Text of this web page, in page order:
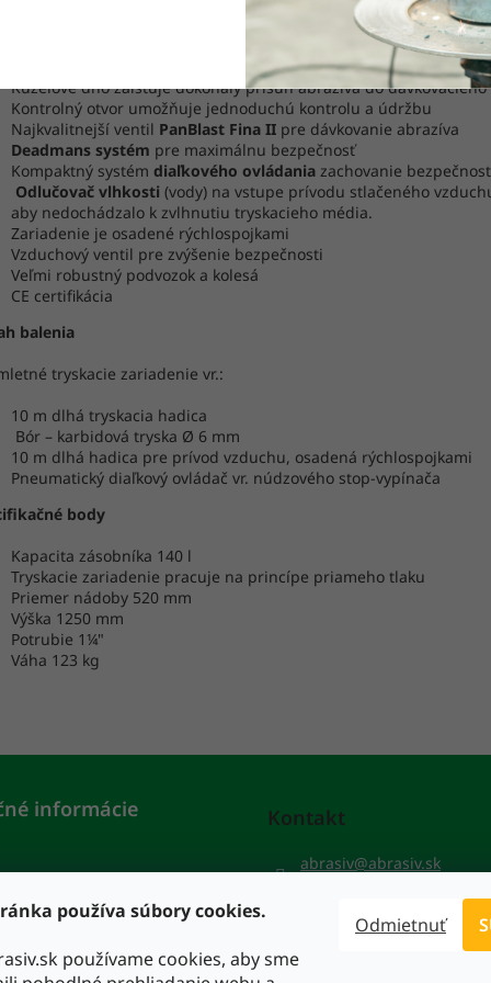
používa súbory cookies.
používame cookies, aby sme
Odmietnuť
čím dosiahneme výrazné zníženie prašnosti.
Konkávne veko pre ľahké plnenie, ktoré je utesnené
Kužeľové dno zaisťuje dokonalý prísun abrazíva do
Kontrolný otvor umožňuje jednoduchú kontrolu a údržbu
Najkvalitnejší ventil PanBlast Fina II pre dávkovanie abrazíva
Deadmans systém pre maximálnu bezpečnosť
Kompaktný systém diaľkového ovládania zachovanie
Odlučovač vlhkosti (vody) na vstupe prívodu stlačeného
aby nedochádzalo k zvlhnutiu tryskacieho média.
Zariadenie je osadené rýchlospojkami
Vzduchový ventil pre zvýšenie bezpečnosti
Veľmi robustný podvozok a kolesá
CE certifikácia
balenia
tryskacie zariadenie vr.:
10 m dlhá tryskacia hadica
Bór – karbidová tryska Ø 6 mm
10 m dlhá hadica pre prívod vzduchu, osadená rýchlospojkami
Pneumatický diaľkový ovládač vr. núdzového stop-vypínača
body
Kapacita zásobníka 140 l
Tryskacie zariadenie pracuje na princípe priameho tlaku
Priemer nádoby 520 mm
Výška 1250 mm
Potrubie 1 ¼"
Váha 123 kg
informácie Kontakt
abrasiv@abrasiv.sk